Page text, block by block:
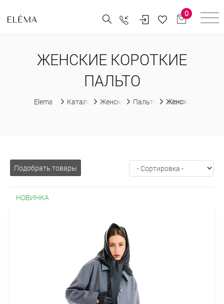
0
ЖЕНСКИЕ КОРОТКИЕ
ПАЛЬТО
Elema Каталог Женская одеждаПальто женские
Женские
Подобрать товары
НОВИНКА